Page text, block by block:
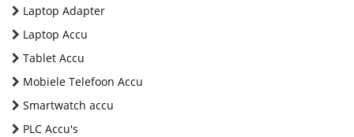
Laptop Adapter
Laptop Accu
Tablet Accu
Mobiele Telefoon Accu
Smartwatch accu
PLC Accu's